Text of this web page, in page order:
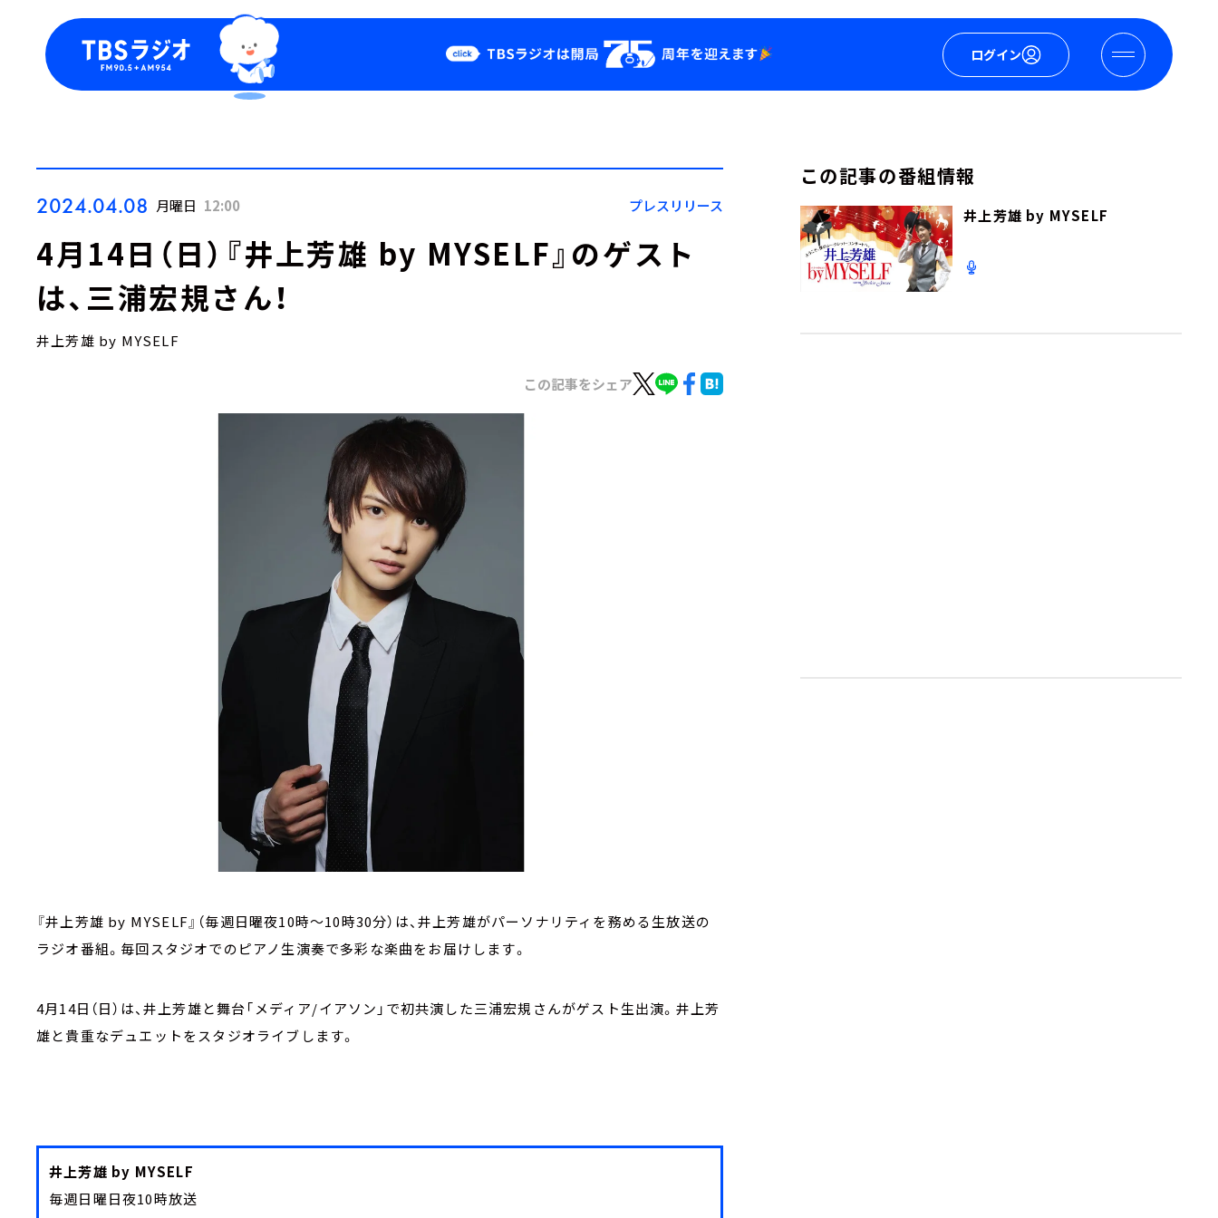
ログイン
Podcast
YouTube
会社情報
2024.04.08 月曜日 12:00 プレスリリース
4月14日（日）『井上芳雄 by MYSELF』のゲスト
は、三浦宏規さん！
井上芳雄 by MYSELF
この記事をシェア
『井上芳雄 by MYSELF』（毎週日曜夜10時～10時30分）は、井上芳雄がパーソナリティを務める生放送の
ラジオ番組。毎回スタジオでのピアノ生演奏で多彩な楽曲をお届けします。
4月14日（日）は、井上芳雄と舞台「メディア/イアソン」で初共演した三浦宏規さんがゲスト生出演。井上芳
雄と貴重なデュエットをスタジオライブします。
井上芳雄 by MYSELF
毎週日曜日夜10時放送
この記事の番組情報
井上芳雄 by MYSELF